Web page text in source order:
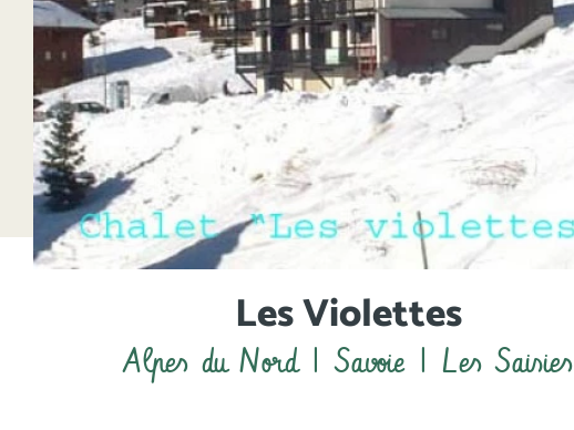
Les Violettes
Alpes du Nord | Savoie | Les Saisies